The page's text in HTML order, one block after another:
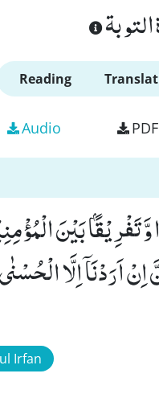
Reading
Audio PDF
بَیْنَ
اَرَدْنَاۤ اِلَّا
Irfan